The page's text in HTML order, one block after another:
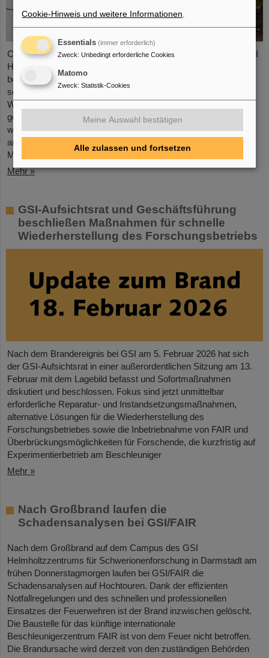
Chemische Elemente, neue Isotope, kleinste Teilchen – das GSI
Helmholtzzentrum für Schwerionenforschung in Darmstadt ist
bekannt für seine Entdeckungen, unter anderem von insgesamt
sechs superschweren Elementen. Nun gibt es einen neuen
Weltrekord zu vermelden: Das Forschungszentrum, an dem
gerade die internationale Beschleunigeranlage FAIR errichtet
wird, führt die Weltrangliste der Entdeckung von Kernisomeren
an. Die Statistik hat Professor Michael Thoennessen von der
Michigan State University,…
Mehr »
GSI-Aufsichtsrat und Geschäftsführung
beschließen Maßnahmen für schnelle
Wiederherstellung des Forschungsbetriebs
Nach dem Brandereignis bei GSI am 5. Februar 2026 hat sich
der GSI-Aufsichtsrat in einer außerordentlichen Sitzung am 13.
Februar mit dem Lagebild befasst und Sofortmaßnahmen
diskutiert und beschlossen. Fokus sind jetzt unmittelbar
erforderliche Reparatur- und Instandsetzungsmaßnahmen,
alternative Lösungen für die Wiederherstellung des
Forschungsbetriebes sowie die Inbetriebnahme von FAIR und
Überbrückungsmöglichkeiten für Forschende, die kurzfristig auf
Experimentierbetrieb am Beschleuniger
Mehr »
Nach Großbrand laufen die
Schadensanalysen bei GSI/FAIR
Nach dem Großbrand auf dem Campus des GSI
Helmholtzzentrums für Schwerionenforschung in Darmstadt am
frühen Donnerstagmorgen laufen bei GSI/FAIR die
Schadensanalysen auf Hochtouren. Dank der effizienten
Notfallregelungen und des schnellen und professionellen
Einsatzes der Feuerwehren ist der Brand inzwischen gelöscht.
Die Baustelle für das künftige internationale
Beschleunigerzentrum FAIR ist von dem Feuer nicht betroffen.
Die Brandursache wird derzeit von den zuständigen Behörden
Cookie-Hinweis und weitere Informationen
Essentials (immer erforderlich)
Zweck: Unbedingt erforderliche Cookies
Matomo
Zweck: Statistik-Cookies
Meine Auswahl bestätigen
Alle zulassen und fortsetzen